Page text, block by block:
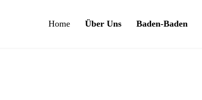
Home Über Uns Baden-Baden